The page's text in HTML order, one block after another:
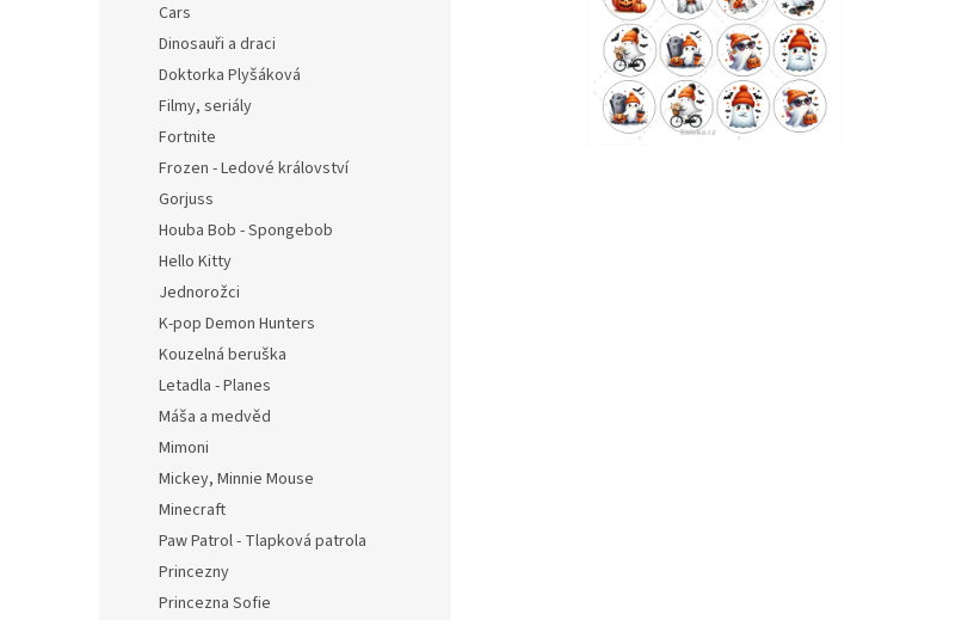
Cars
Dinosauři a draci
Doktorka Plyšáková
Filmy, seriály
Fortnite
Frozen - Ledové království
Gorjuss
Houba Bob - Spongebob
Hello Kitty
Jednorožci
K-pop Demon Hunters
Kouzelná beruška
Letadla - Planes
Máša a medvěd
Mimoni
Mickey, Minnie Mouse
Minecraft
Paw Patrol - Tlapková patrola
Princezny
Princezna Sofie